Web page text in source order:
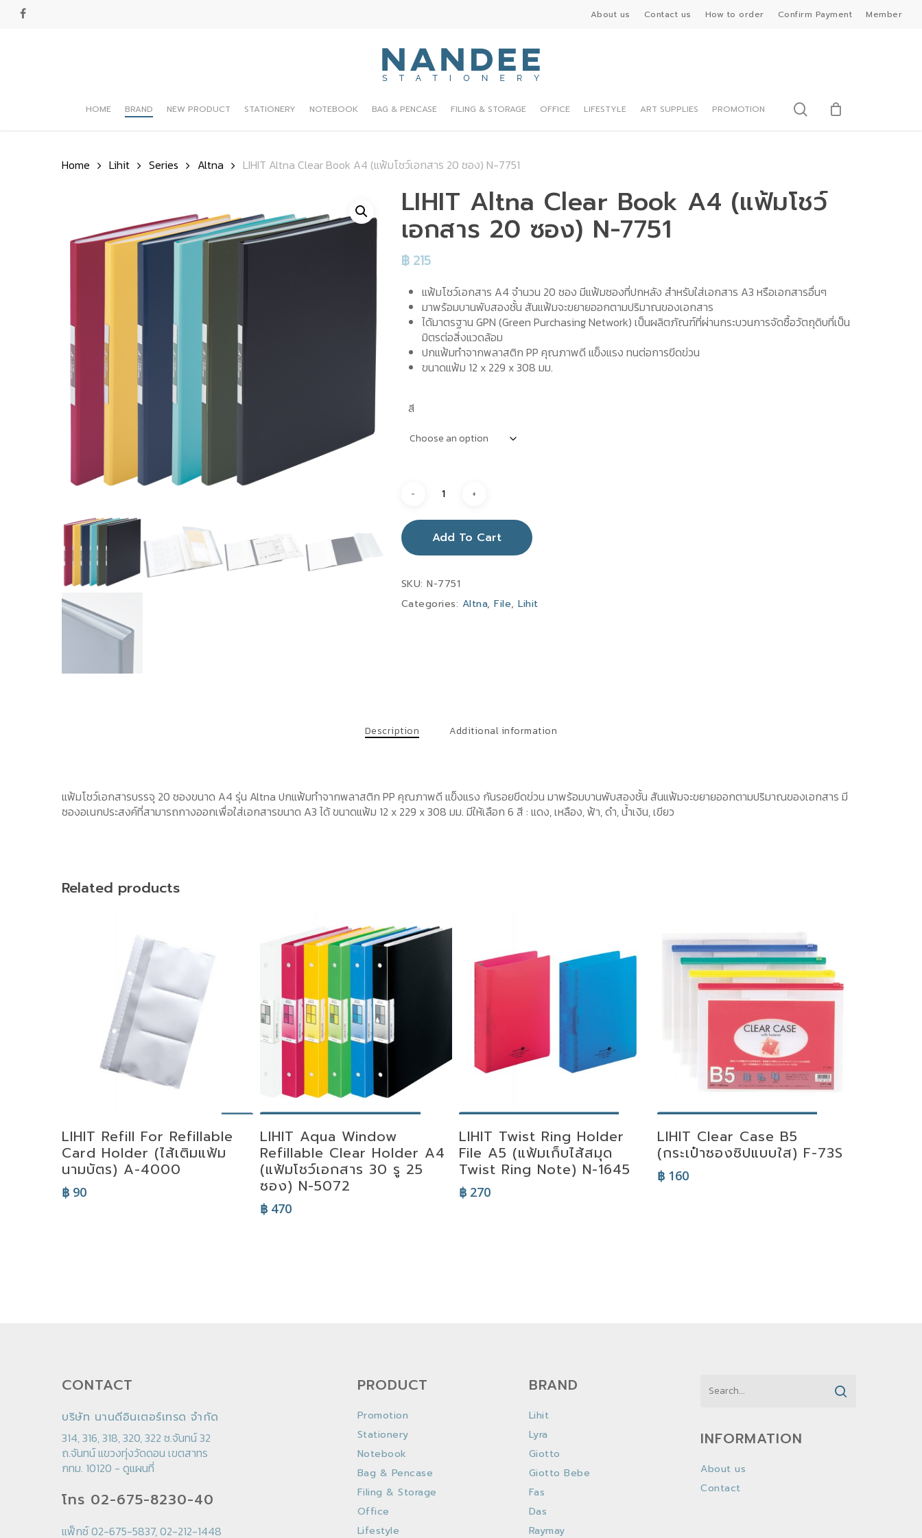
facebook About us Contact us How to order Confirm Payment Member
Hit enter to search or ESC to close
HOME BRAND NEW PRODUCT STATIONERY NOTEBOOK BAG & PENCASE FILING & STORAGE OFFICE LIFESTYLE ART SUPPLIES PROMOTION search
Home Lihit Series Altna LIHIT Altna Clear Book A4 (แฟ้มโชว์เอกสาร 20 ซอง) N-7751
LIHIT Altna Clear Book A4 (แฟ้มโชว์
เอกสาร 20 ซอง) N-7751
฿215
แฟ้มโชว์เอกสาร A4 จำนวน 20 ซอง มีแฟ้มซองที่ปกหลัง สำหรับใส่เอกสาร A3 หรือเอกสารอื่นๆ
มาพร้อมบานพับสองชั้น สันแฟ้มจะขยายออกตามปริมาณของเอกสาร
ได้มาตรฐาน GPN (Green Purchasing Network) เป็นผลิตภัณฑ์ที่ผ่านกระบวนการจัดซื้อวัตถุดิบที่เป็น
มิตรต่อสิ่งแวดล้อม
ปกแฟ้มทำจากพลาสติก PP คุณภาพดี แข็งแรง ทนต่อการขีดข่วน
ขนาดแฟ้ม 12 x 229 x 308 มม.
สี
Add To Cart
SKU:N-7751
Categories: Altna,File,Lihit
Description Additional information
แฟ้มโชว์เอกสารบรรจุ 20 ซองขนาด A4 รุ่น Altna ปกแฟ้มทำจากพลาสติก PP คุณภาพดี แข็งแรง กันรอยขีดข่วน มาพร้อมบานพับสองชั้น สันแฟ้มจะขยายออกตามปริมาณของเอกสาร มี
ซองอเนกประสงค์ที่สามารถกางออกเพื่อใส่เอกสารขนาด A3 ได้ ขนาดแฟ้ม 12 x 229 x 308 มม. มีให้เลือก 6 สี : แดง, เหลือง, ฟ้า, ดำ, น้ำเงิน, เขียว
Related products
Add To Cart
LIHIT Refill For Refillable
Card Holder (ไส้เติมแฟ้ม
นามบัตร) A-4000
฿ 90
LIHIT Aqua Window
Refillable Clear Holder A4
(แฟ้มโชว์เอกสาร 30 รู 25
ซอง) N-5072
฿ 470
LIHIT Twist Ring Holder
File A5 (แฟ้มเก็บไส้สมุด
Twist Ring Note) N-1645
฿270
LIHIT Clear Case B5
(กระเป๋าซองซิปแบบใส) F-73S
฿ 160
CONTACT
บริษัท นานดีอินเตอร์เทรด จำกัด
314, 316, 318, 320, 322 ซ.จันทน์ 32
ถ.จันทน์ แขวงทุ่งวัดดอน เขตสาทร
กทม. 10120 - ดูแผนที่
โทร 02-675-8230-40
แฟ็กซ์ 02-675-5837, 02-212-1448
PRODUCT
Promotion
Stationery
Notebook
Bag & Pencase
Filing & Storage
Office
Lifestyle
BRAND
Lihit
Lyra
Giotto
Giotto Bebe
Fas
Das
Raymay
INFORMATION
About us
Contact